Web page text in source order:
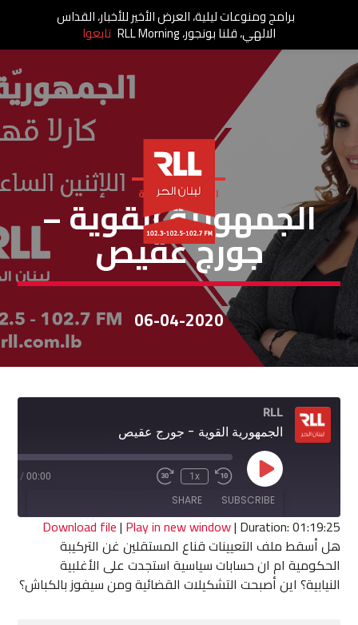
الجمهورية القوية
الجمهورية القوية –
جورج عقيص
06-04-2020
RLL
الجمهورية القوية - جورج عقيص
Play
Episode
Rewind
10
Seconds
1x
Fast
seconds
00:00
/
SUBSCRIBE
SHARE
RSS FEED
SHARE
LINK
Download file| Play in new window| Duration: 01:19:25
هل أسقط ملف التعيينات قناع المستقلين غن التركيبة
الحكومية ام ان حسابات سياسية استجدت على الأغلبية
النيابية؟ اين أصبحت التشكيلات القضائية ومن سيفوز بالكباش؟
برامج ومنوعات ليلية، العرض الأخير للأخبار، القداس
الالهي، قلنا بونجور، RLL Morning تابعوا